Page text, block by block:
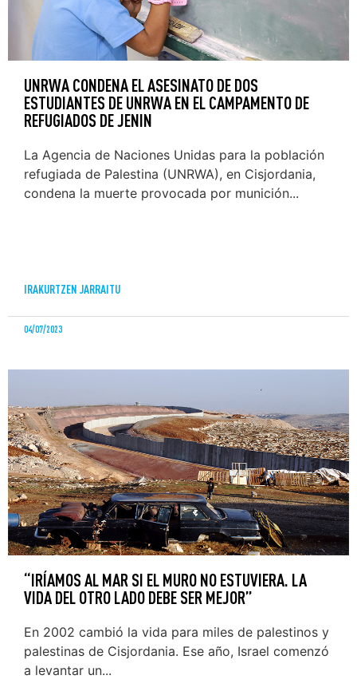
UNRWA CONDENA EL ASESINATO DE DOS
ESTUDIANTES DE UNRWA EN EL CAMPAMENTO DE
REFUGIADOS DE JENIN
La Agencia de Naciones Unidas para la población
refugiada de Palestina (UNRWA), en Cisjordania,
condena la muerte provocada por munición...
IRAKURTZEN JARRAITU
04/07/2023
“IRÍAMOS AL MAR SI EL MURO NO ESTUVIERA. LA
VIDA DEL OTRO LADO DEBE SER MEJOR”
En 2002 cambió la vida para miles de palestinos y
palestinas de Cisjordania. Ese año, Israel comenzó
a levantar un...